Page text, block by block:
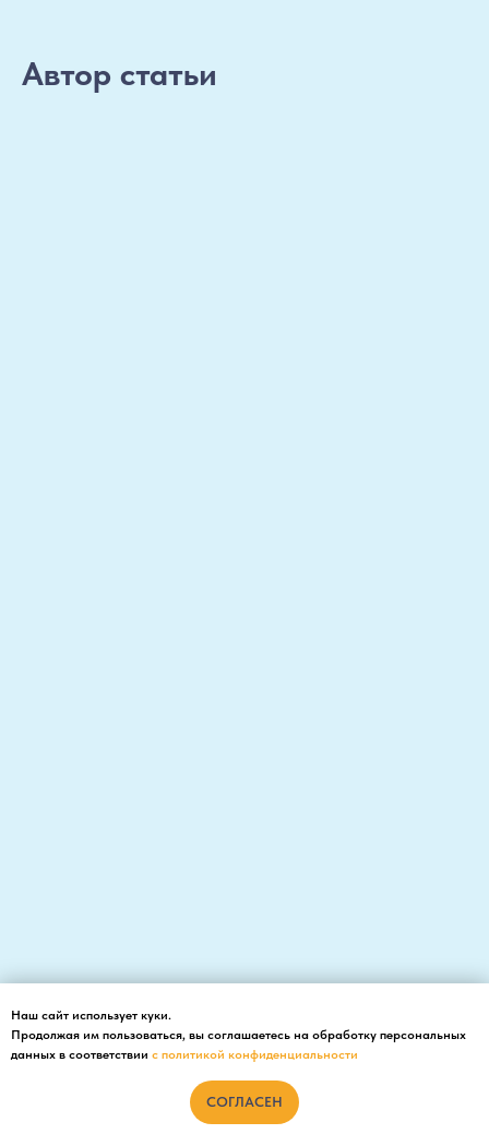
Автор статьи
Наш сайт использует куки.
Продолжая им пользоваться, вы соглашаетесь на обработку персональных
данных в соответствии с политикой конфиденциальности
СОГЛАСЕН